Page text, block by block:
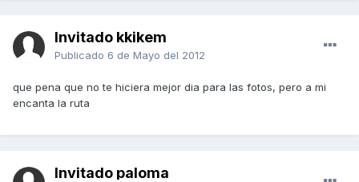
Invitado kkikem
Publicado 6 de Mayo del 2012
que pena que no te hiciera mejor dia para las fotos, pero a mi
encanta la ruta
Invitado paloma